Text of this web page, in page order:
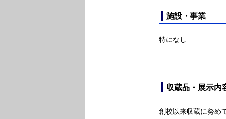
施設・事業
特になし
収蔵品・展示内
創校以来収蔵に努め